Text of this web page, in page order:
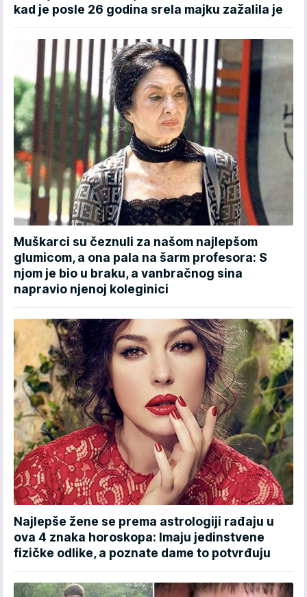
kad je posle 26 godina srela majku zažalila je
Muškarci su čeznuli za našom najlepšom
glumicom, a ona pala na šarm profesora: S
njom je bio u braku, a vanbračnog sina
napravio njenoj koleginici
Najlepše žene se prema astrologiji rađaju u
ova 4 znaka horoskopa: Imaju jedinstvene
fizičke odlike, a poznate dame to potvrđuju